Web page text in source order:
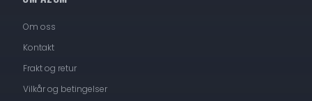
Om oss
Kontakt
Frakt og retur
Vilkår og betingelser